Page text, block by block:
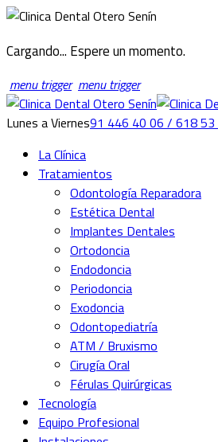
Cargando... Espere un momento.
menu trigger menu trigger
Lunes a Viernes91 446 40 06 / 618 53
La Clínica
Tratamientos
Odontología Reparadora
Estética Dental
Implantes Dentales
Ortodoncia
Endodoncia
Periodoncia
Exodoncia
Odontopediatría
ATM / Bruxismo
Cirugía Oral
Férulas Quirúrgicas
Tecnología
Equipo Profesional